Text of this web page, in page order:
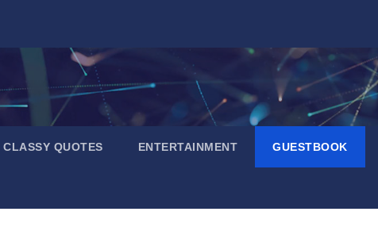
CLASSY QUOTES ENTERTAINMENT GUESTBOOK